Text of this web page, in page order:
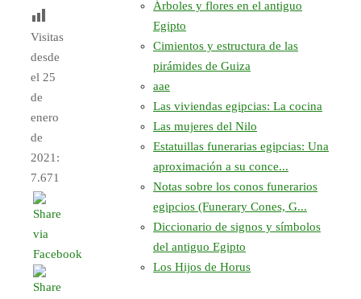
Visitas
desde
el 25
de
enero
de
2021:
7.671
Árboles y flores en el antiguo
Egipto
Cimientos y estructura de las
pirámides de Guiza
aae
Las viviendas egipcias: La cocina
Las mujeres del Nilo
Estatuillas funerarias egipcias: Una
aproximación a su conce...
Notas sobre los conos funerarios
egipcios (Funerary Cones, G...
Diccionario de signos y símbolos
del antiguo Egipto
Los Hijos de Horus